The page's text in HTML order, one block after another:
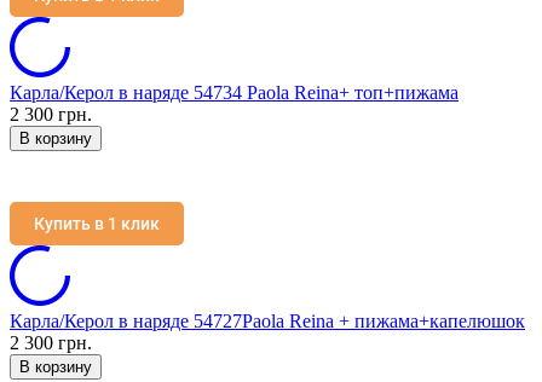
Карла/Керол в наряде 54734 Paola Reina+ топ+пижама
2 300 грн.
В корзину
Купить в 1 клик
Карла/Керол в наряде 54727Paola Reina + пижама+капелюшок
2 300 грн.
В корзину